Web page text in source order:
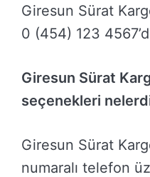
Giresun Sürat
0 (454) 123
Giresun Sürat
seçenekleri
Giresun Sürat
numaralı telefon